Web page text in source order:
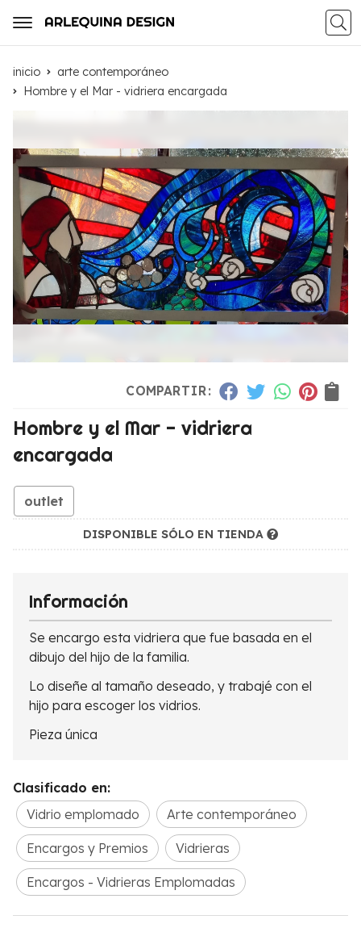
inicio
arte contemporáneo
Hombre y el Mar - vidriera encargada
COMPARTIR:
Hombre y el Mar - vidriera
encargada
outlet
DISPONIBLE SÓLO EN TIENDA
Información
Se encargo esta vidriera que fue basada en el
dibujo del hijo de la familia.
Lo diseñe al tamaño deseado, y trabajé con el
hijo para escoger los vidrios.
Pieza única
Clasificado en:
Vidrio emplomado
Arte contemporáneo
Encargos y Premios Vidrieras
Encargos - Vidrieras Emplomadas